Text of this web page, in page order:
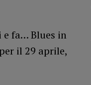
e fa… Blues in
il 29 aprile,